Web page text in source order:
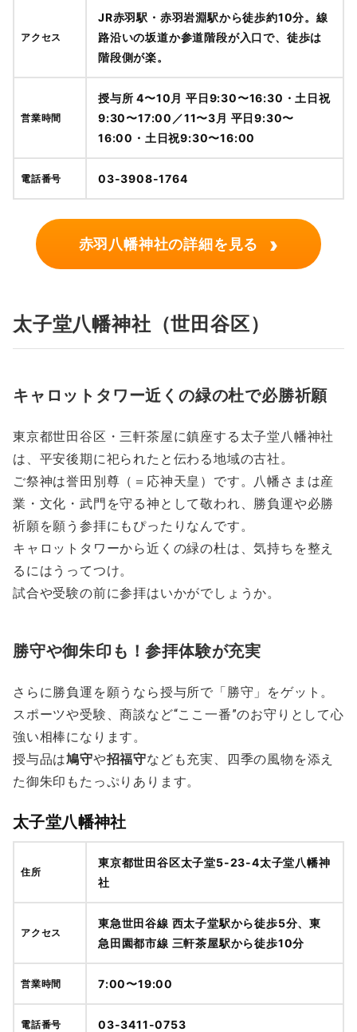
アクセス
JR赤羽駅・赤羽岩淵駅から徒歩約10分。線
路沿いの坂道か参道階段が入口で、徒歩は
階段側が楽。
営業時間
授与所 4〜10月 平日9:30〜16:30・土日祝
9:30〜17:00／11〜3月 平日9:30〜
16:00・土日祝9:30〜16:00
電話番号 03-3908-1764
赤羽八幡神社の詳細を見る ›
太子堂八幡神社（世田谷区）
キャロットタワー近くの緑の杜で必勝祈願
東京都世田谷区・三軒茶屋に鎮座する太子堂八幡神社
は、平安後期に祀られたと伝わる地域の古社。
ご祭神は誉田別尊（＝応神天皇）です。八幡さまは産
業・文化・武門を守る神として敬われ、勝負運や必勝
祈願を願う参拝にもぴったりなんです。
キャロットタワーから近くの緑の杜は、気持ちを整え
るにはうってつけ。
試合や受験の前に参拝はいかがでしょうか。
勝守や御朱印も！参拝体験が充実
さらに勝負運を願うなら授与所で「勝守」をゲット。
スポーツや受験、商談など“ここ一番”のお守りとして心
強い相棒になります。
授与品は鳩守や招福守なども充実、四季の風物を添え
た御朱印もたっぷりあります。
太子堂八幡神社
住所
東京都世田谷区太子堂5-23-4太子堂八幡神
社
アクセス
東急世田谷線 西太子堂駅から徒歩5分、東
急田園都市線 三軒茶屋駅から徒歩10分
営業時間 7:00〜19:00
電話番号 03-3411-0753